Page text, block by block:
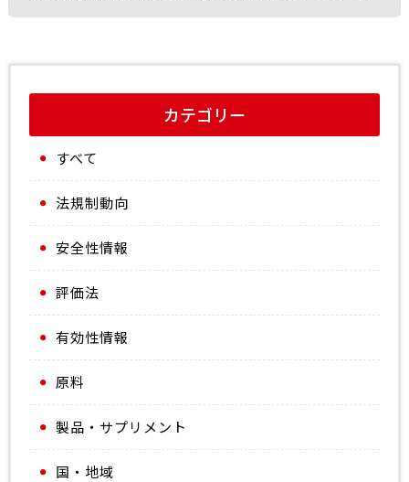
カテゴリー
すべて
法規制動向
安全性情報
評価法
有効性情報
原料
製品・サプリメント
国・地域